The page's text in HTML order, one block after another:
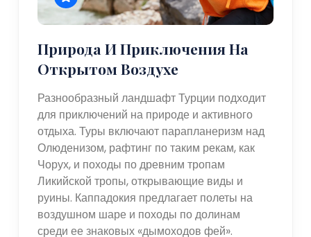
Природа И Приключения На
Открытом Воздухе
Разнообразный ландшафт Турции подходит
для приключений на природе и активного
отдыха. Туры включают парапланеризм над
Олюденизом, рафтинг по таким рекам, как
Чорух, и походы по древним тропам
Ликийской тропы, открывающие виды и
руины. Каппадокия предлагает полеты на
воздушном шаре и походы по долинам
среди ее знаковых «дымоходов фей».